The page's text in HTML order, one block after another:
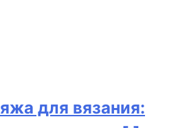
для вязания: